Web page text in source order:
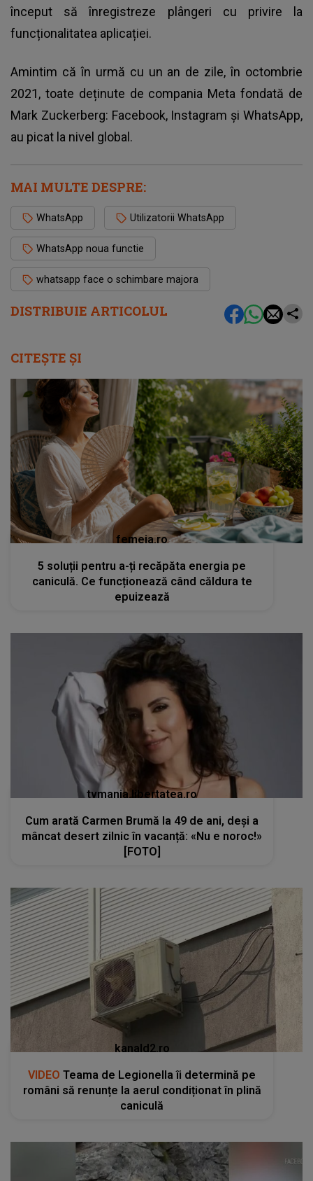
DISTRIBUIE ARTICOLUL
început să înregistreze plângeri cu privire la
funcționalitatea aplicației.
Amintim că în urmă cu un an de zile, în octombrie
2021, toate deținute de compania Meta fondată de
Mark Zuckerberg: Facebook, Instagram și WhatsApp,
au picat la nivel global.
MAI MULTE DESPRE:
WhatsApp Utilizatorii WhatsApp
WhatsApp noua functie
whatsapp face o schimbare majora
CITEȘTE ȘI
femeia.ro
5 soluții pentru a-ți recăpăta energia pe
caniculă. Ce funcționează când căldura te
epuizează
tvmania.libertatea.ro
Cum arată Carmen Brumă la 49 de ani, deși a
mâncat desert zilnic în vacanță: «Nu e noroc!»
[FOTO]
kanald2.ro
VIDEO Teama de Legionella îi determină pe
români să renunțe la aerul condiționat în plină
caniculă